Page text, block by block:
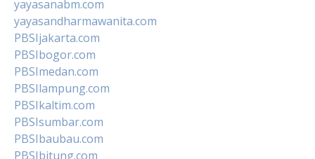
yayasanabm.com
yayasandharmawanita.com
PBSIjakarta.com
PBSIbogor.com
PBSImedan.com
PBSIlampung.com
PBSIkaltim.com
PBSIsumbar.com
PBSIbaubau.com
PBSIbitung.com